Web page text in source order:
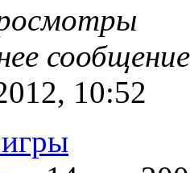
10:52